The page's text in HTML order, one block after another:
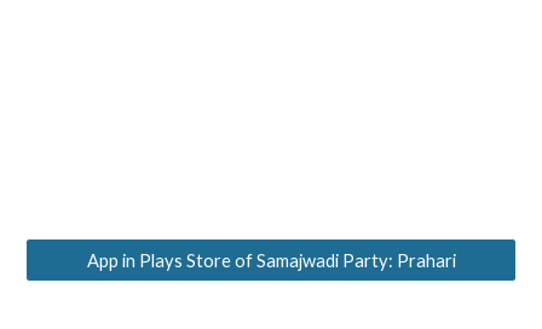
App in Plays Store of Samajwadi Party: Prahari